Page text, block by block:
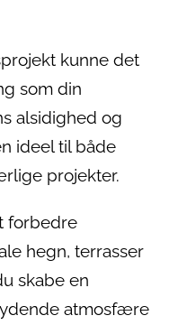
kunne det
som din
alsidighed og
ideel til både
projekter.
forbedre
hegn, terrasser
skabe en
atmosfære